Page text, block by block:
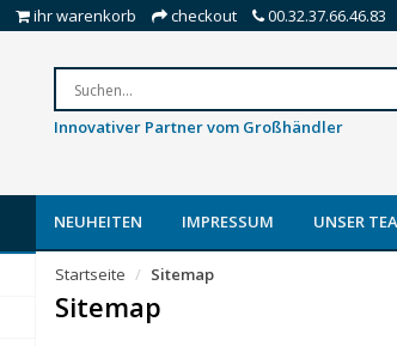
ihr warenkorb checkout 00.32.37.66.46.83
Innovativer Partner vom Großhändler
NEUHEITEN IMPRESSUM UNSER
Startseite Sitemap
Sitemap